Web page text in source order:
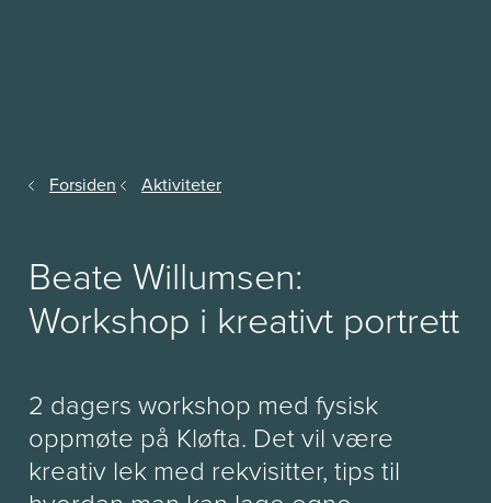
Forsiden Aktiviteter
Beate Willumsen:
Workshop i kreativt portrett
2 dagers workshop med fysisk
oppmøte på Kløfta. Det vil være
kreativ lek med rekvisitter, tips til